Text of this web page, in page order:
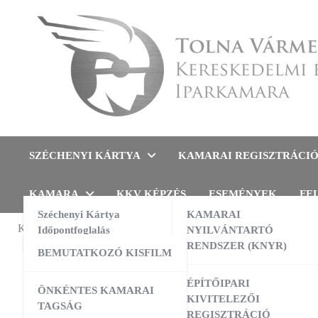
Tolna Vármegyei
SZÉCHENYI KÁRTYA
Széchenyi Kártya
Időpontfoglalás
KAMARAI REGISZTRÁCIÓ
KAMARAI
NYILVÁNTARTÓ
RENDSZER (KNYR)
ÉPÍTŐIPARI
KIVITELEZŐI
REGISZTRÁCIÓ
KAMARA
BEMUTATKOZÓ KISFILM
ÖNKÉNTES KAMARAI
TAGSÁG
KKV KÉPZÉS ESEMÉNYEK
KAMARAI ESEMÉNYEK
AI a nyelvtanulás szolgálatában –
gyakorlati workshop